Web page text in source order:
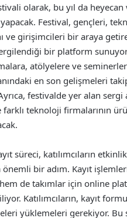
olarak, bu yıl da
Festival, gençleri,
ve girişimcileri bir araya
bir platform sunuyor.
atölyelere ve
en son gelişmeleri
festivalde yer alan sergi
teknoloji firmalarının
süreci, katılımcıların
bir adım. Kayıt
hem de takımlar için online
Katılımcıların, kayıt
yüklemeleri gerekiyor. Bu